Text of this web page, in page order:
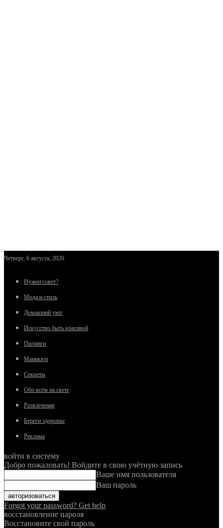
Четверг, 6 августа, 2026
Нужен совет?
Мода и стиль
Домашний уют
Искусство быть красивой
Пилинги
Маникюр
Секреты
Обо всём на свете
Развлечение
Береги здоровье
Реклама
войти в систему
Добро пожаловать! Войдите в свою учётную запись
Ваше имя пользователя
Ваш пароль
Forgot your password? Get help
восстановление пароля
Восстановите свой пароль